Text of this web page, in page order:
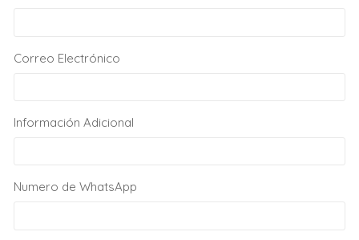
Correo Electrónico
Información Adicional
Numero de WhatsApp